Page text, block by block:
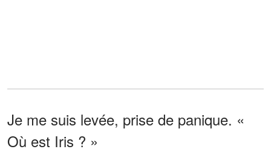
Je me suis levée, prise de panique. «
Où est Iris ? »